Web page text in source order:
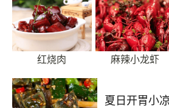
红烧肉 麻辣小龙虾